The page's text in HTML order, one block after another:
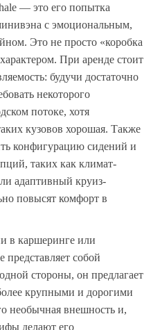
— это его попытка
с эмоциональным,
Это не просто «коробка
При аренде стоит
будучи достаточно
некоторого
потоке, хотя
кузовов хорошая. Также
конфигурацию сидений и
таких как климат-
адаптивный круиз-
повысят комфорт в
в каршеринге или
представляет собой
стороны, он предлагает
крупными и дорогими
необычная внешность и,
делают его